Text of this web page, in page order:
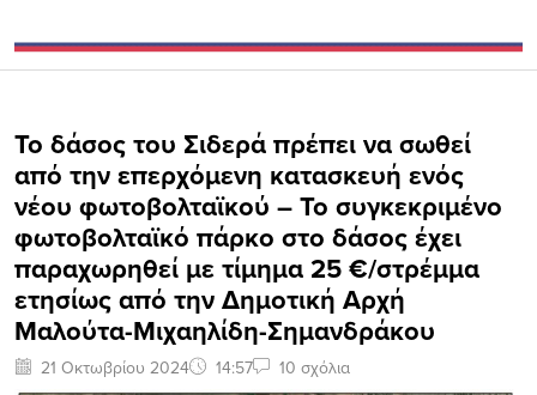
Το δάσος του Σιδερά πρέπει να σωθεί
από την επερχόμενη κατασκευή ενός
νέου φωτοβολταϊκού – Το συγκεκριμένο
φωτοβολταϊκό πάρκο στο δάσος έχει
παραχωρηθεί με τίμημα 25 €/στρέμμα
ετησίως από την Δημοτική Αρχή
Μαλούτα-Μιχαηλίδη-Σημανδράκου
21 Οκτωβρίου 2024 14:57 10 σχόλια